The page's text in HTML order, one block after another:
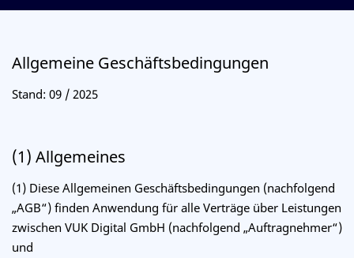
Allgemeine Geschäftsbedingungen
Stand: 09 / 2025
(1) Allgemeines
(1) Diese Allgemeinen Geschäftsbedingungen (nachfolgend
„AGB“) finden Anwendung für alle Verträge über Leistungen
zwischen VUK Digital GmbH (nachfolgend „Auftragnehmer“)
und